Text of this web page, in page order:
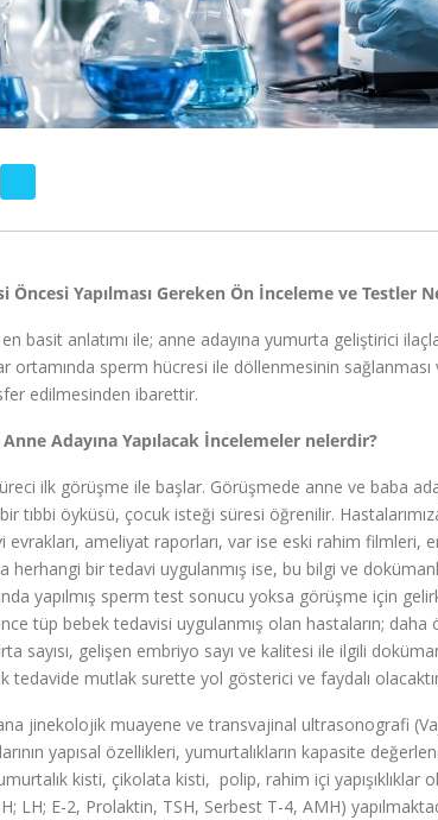
Öncesi Yapılması Gereken Ön İnceleme ve Testler
basit anlatımı ile; anne adayına yumurta geliştirici
ortamında sperm hücresi ile döllenmesinin
edilmesinden ibarettir.
Adayına Yapılacak İncelemeler nelerdir?
ilk görüşme ile başlar. Görüşmede anne ve baba
tıbbi öyküsü, çocuk isteği süresi öğrenilir.
evrakları, ameliyat raporları, var ise eski rahim
herhangi bir tedavi uygulanmış ise, bu bilgi ve
yapılmış sperm test sonucu yoksa görüşme için
tüp bebek tedavisi uygulanmış olan hastaların;
sayısı, gelişen embriyo sayı ve kalitesi ile ilgili
tedavide mutlak surette yol gösterici ve faydalı
jinekolojik muayene ve transvajinal ultrasonografi
yapısal özellikleri, yumurtalıkların kapasite
kisti, çikolata kisti, polip, rahim içi
LH; E-2, Prolaktin, TSH, Serbest T-4, AMH)